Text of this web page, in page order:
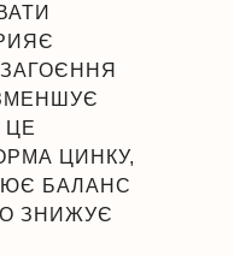
ЦЕ
ЦИНКУ,
БАЛАНС
ЗНИЖУЄ